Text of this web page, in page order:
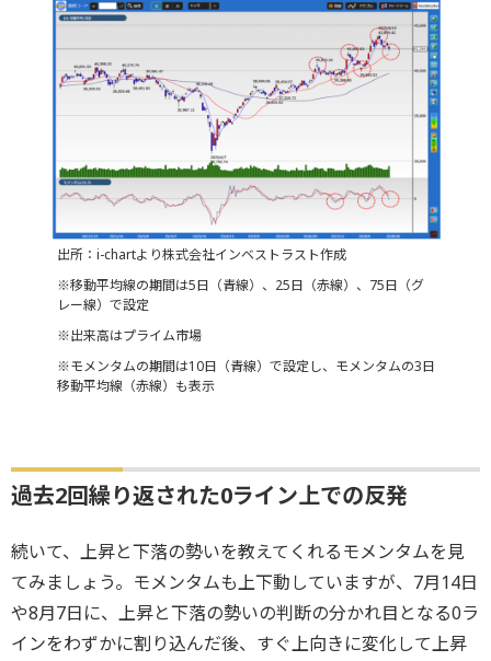
出所：i-chartより株式会社インベストラスト作成
※移動平均線の期間は5日（青線）、25日（赤線）、75日（グ
レー線）で設定
※出来高はプライム市場
※モメンタムの期間は10日（青線）で設定し、モメンタムの3日
移動平均線（赤線）も表示
過去2回繰り返された0ライン上での反発
続いて、上昇と下落の勢いを教えてくれるモメンタムを見
てみましょう。モメンタムも上下動していますが、7月14日
や8月7日に、上昇と下落の勢いの判断の分かれ目となる0ラ
インをわずかに割り込んだ後、すぐ上向きに変化して上昇